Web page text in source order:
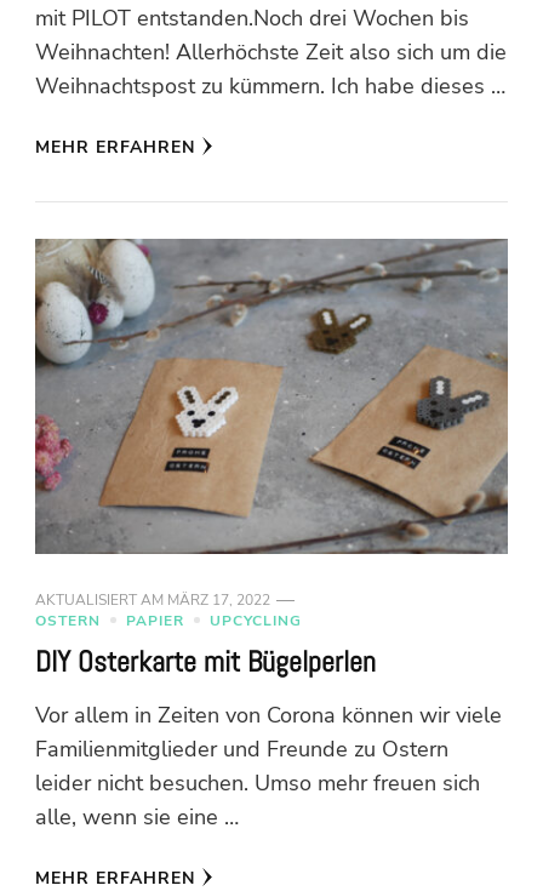
mit PILOT entstanden.Noch drei Wochen bis
Weihnachten! Allerhöchste Zeit also sich um die
Weihnachtspost zu kümmern. Ich habe dieses …
MEHR ERFAHREN
AKTUALISIERT AM MÄRZ 17, 2022
OSTERN
PAPIER UPCYCLING
DIY Osterkarte mit Bügelperlen
Vor allem in Zeiten von Corona können wir viele
Familienmitglieder und Freunde zu Ostern
leider nicht besuchen. Umso mehr freuen sich
alle, wenn sie eine …
MEHR ERFAHREN